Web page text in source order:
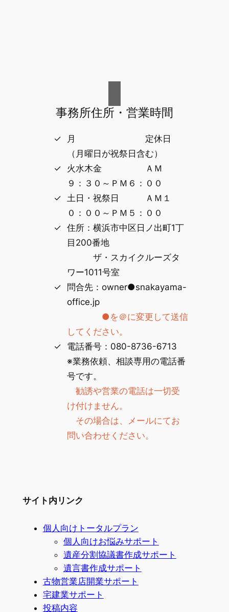
事務所住所・営業時間
月 定休日
（月曜日が祝祭日含む）
火水木金 ＡＭ
９：３０～ＰＭ６：００
土日・祝祭日 ＡＭ１
０：００～ＰＭ５：００
住所：横浜市中区日ノ出町1丁
目200番地
ザ・スカイクルーズタ
ワー1011号室
問合先：owner●snakayama-
office.jp
●を＠に変更して送信
してください。
電話番号：080-8736-6713
※業務依頼、相談専用の電話番
号です。
勧誘や営業の電話は一切受
け付けません。
その場合は、メールにてお
問い合わせください。
サイト内リンク
個人向けトータルプラン
個人向けお悩みサポート
遺産分割協議書作成サポート
遺言書作成サポート
古物営業店開業サポート
宅建業サポート
投稿内容